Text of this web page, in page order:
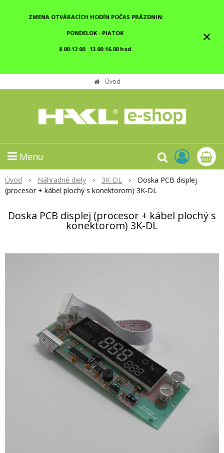
ZMENA OTVÁRACÍCH HODÍN POČAS PRÁZDNIN:
PONDELOK - PIATOK
8.00-12.00 13.00-16.00 hod.
×
Úvod
Menu
Úvod Náhradné diely 3K-DL
Doska PCB displej
(procesor + kábel plochý s konektorom) 3K-DL
Doska PCB displej (procesor + kábel plochý s
konektorom) 3K-DL